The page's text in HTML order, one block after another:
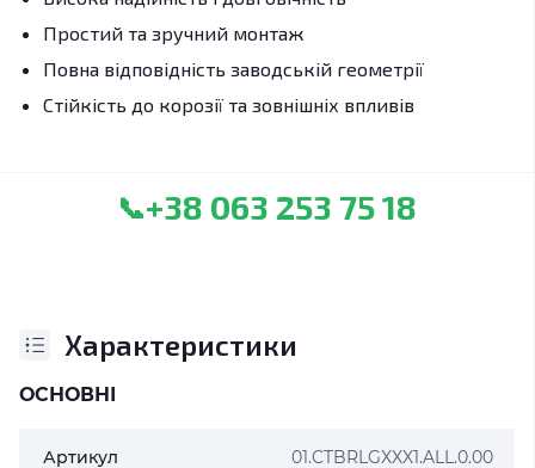
Простий та зручний монтаж
Повна відповідність заводській геометрії
Стійкість до корозії та зовнішніх впливів
📞+38 063 253 75 18
Характеристики
ОСНОВНІ
Артикул 01.CTBRLGXXX1.ALL.0.00